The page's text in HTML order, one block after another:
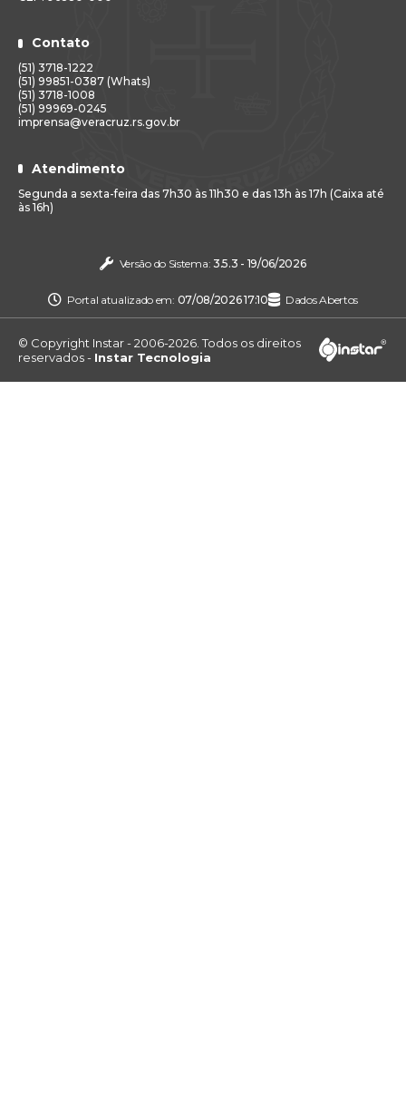
Contato
(51) 3718-1222
(51) 99851-0387 (Whats)
(51) 3718-1008
(51) 99969-0245
imprensa@veracruz.rs.gov.br
Atendimento
Segunda a sexta-feira das 7h30 às 11h30 e das 13h às 17h (Caixa até
às 16h)
Versão do Sistema: 3.5.3 - 19/06/2026
Portal atualizado em: 07/08/2026 17:10 Dados Abertos
© Copyright Instar - 2006-2026. Todos os direitos
reservados - Instar Tecnologia